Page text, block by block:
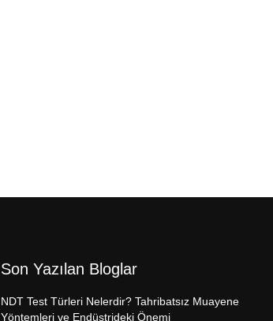
Son Yazılan Bloglar
NDT Test Türleri Nelerdir? Tahribatsız Muayene
Yöntemleri ve Endüstrideki Önemi